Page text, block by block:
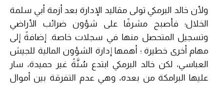
ولأن خالد البرمكي تولى مقاليد الإدارة بعد أزمة أبي سلمة
الخلال؛ فأصبح مشرفًا على شؤون ضرائب الأراضي
وتسجيل المتحصل منها في سجلات خاصة. إضافةً إلى
مهام أخرى خطيرة ؛ أهمها إدارة الشؤون المالية للجيش
العباسي، لكن خالد البرمكي ابتدع سُنَّةً غير حميدة، سار
عليها البرامكة من بعده، وهي عدم التفرقة بين أموال